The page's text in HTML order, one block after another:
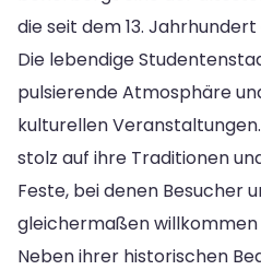
die seit dem 13.
Die lebendige
pulsierende Atmosphäre
kulturellen
stolz auf ihre Traditionen
Feste, bei denen Besucher
gleichermaßen willkommen
Neben ihrer historischen